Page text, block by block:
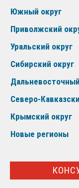
Южный округ
Приволжский
Уральский округ
Сибирский округ
Дальневосточный
Северо-
Крымский округ
Новые регионы